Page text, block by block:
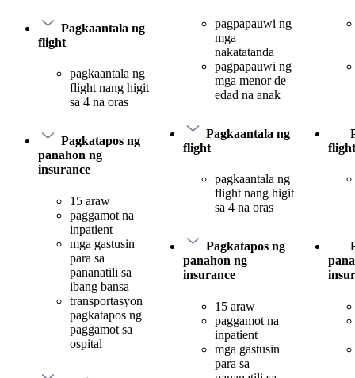
Pagkaantala ng
flight
pagkaantala ng
flight nang higit
sa 4 na oras
Pagkatapos ng
panahon ng
insurance
15 araw
paggamot na
inpatient
mga gastusin
para sa
pananatili sa
ibang bansa
transportasyon
pagkatapos ng
paggamot sa
ospital
pagpapauwi ng
mga
nakatatanda
pagpapauwi ng
mga menor de
edad na anak
Pagkaantala ng
flight
pagkaantala ng
flight nang higit
sa 4 na oras
Pagkatapos ng
panahon ng
insurance
15 araw
paggamot na
inpatient
mga gastusin
para sa
flight